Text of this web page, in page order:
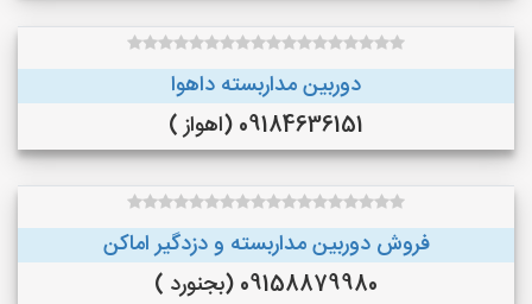
دوربین مداربسته داهوا
09184636151 (اهواز )
فروش دوربین مداربسته و دزدگیر اماکن
09158879980 (بجنورد )